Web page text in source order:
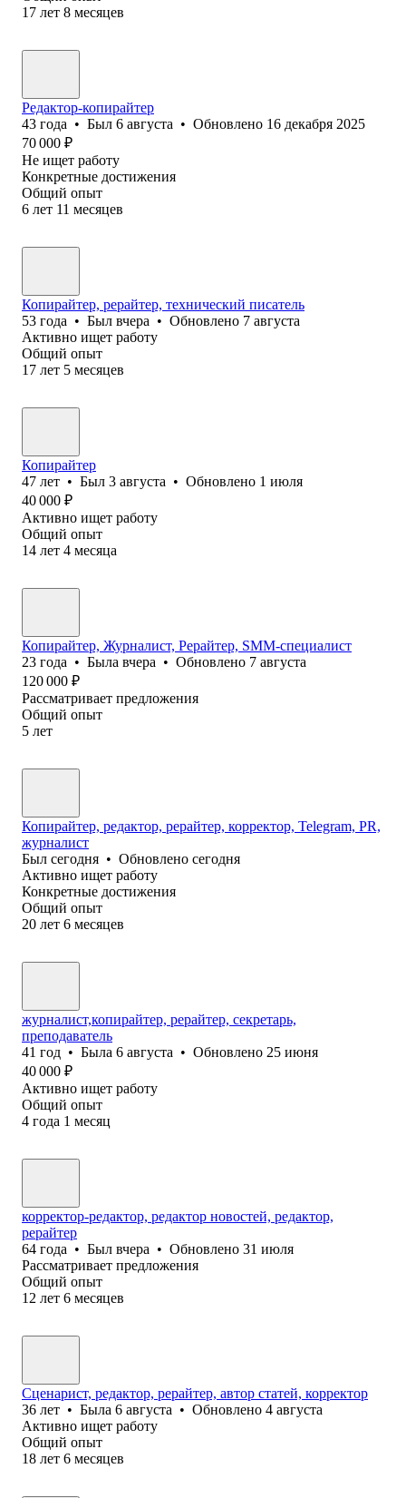
17 лет 8 месяцев
Редактор-копирайтер
43 года • Был 6 августа • Обновлено 16 декабря 2025
70 000 ₽
Не ищет работу
Конкретные достижения
Общий опыт
6 лет 11 месяцев
Копирайтер, рерайтер, технический писатель
53 года • Был вчера • Обновлено 7 августа
Активно ищет работу
Общий опыт
17 лет 5 месяцев
Копирайтер
47 лет • Был 3 августа • Обновлено 1 июля
40 000 ₽
Активно ищет работу
Общий опыт
14 лет 4 месяца
Копирайтер, Журналист, Рерайтер, SMM-специалист
23 года • Была вчера • Обновлено 7 августа
120 000 ₽
Рассматривает предложения
Общий опыт
5 лет
Копирайтер, редактор, рерайтер, корректор, Telegram, PR,
журналист
Был сегодня • Обновлено сегодня
Активно ищет работу
Конкретные достижения
Общий опыт
20 лет 6 месяцев
журналист,копирайтер, рерайтер, секретарь,
преподаватель
41 год • Была 6 августа • Обновлено 25 июня
40 000 ₽
Активно ищет работу
Общий опыт
4 года 1 месяц
корректор-редактор, редактор новостей, редактор,
рерайтер
64 года • Был вчера • Обновлено 31 июля
Рассматривает предложения
Общий опыт
12 лет 6 месяцев
Сценарист, редактор, рерайтер, автор статей, корректор
36 лет • Была 6 августа • Обновлено 4 августа
Активно ищет работу
Общий опыт
18 лет 6 месяцев